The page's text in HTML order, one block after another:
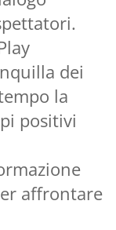
dei
la
positivi
affrontare